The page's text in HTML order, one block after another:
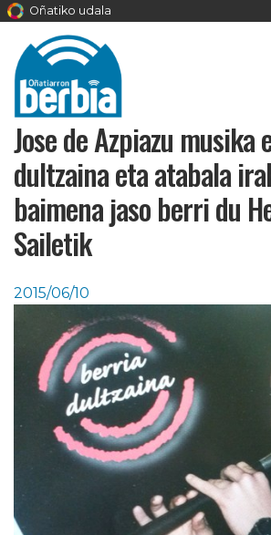
Oñatiko udala
Jose de Azpiazu musika
dultzaina eta atabala
baimena jaso berri du
Sailetik
2015/06/10